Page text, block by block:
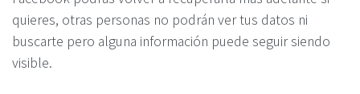
quieres, otras personas no podrán ver tus datos ni
buscarte pero alguna información puede seguir siendo
visible.